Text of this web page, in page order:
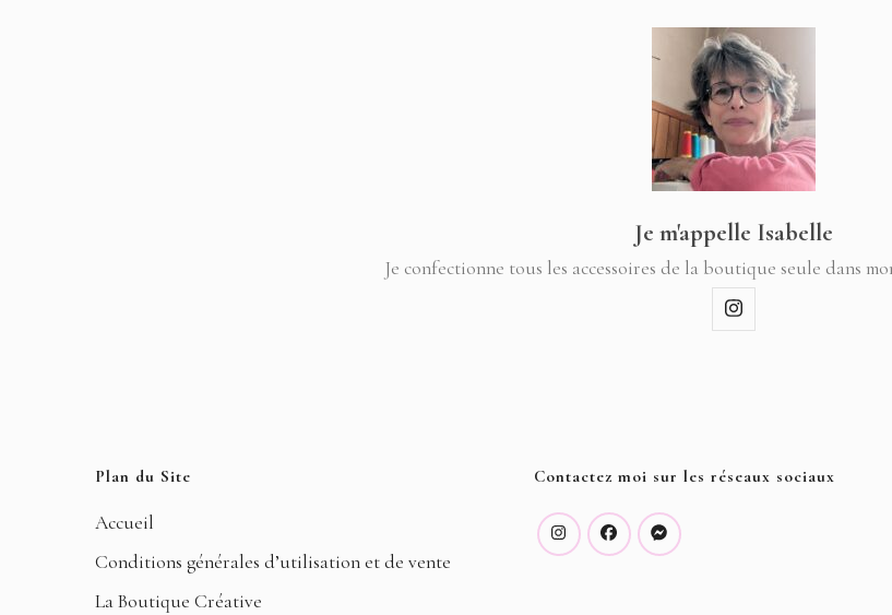
Je m'appelle Isabelle
Je confectionne tous les accessoires de la boutique seule dans
Plan du Site
Accueil
Conditions générales d’utilisation et de vente
La Boutique Créative
Contactez moi sur les réseaux sociaux